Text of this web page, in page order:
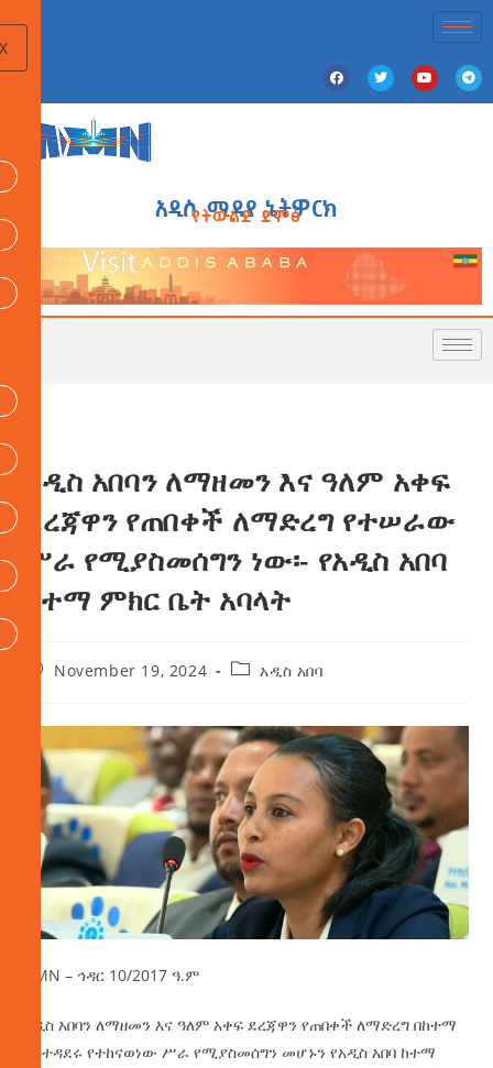
አዲስ ሚዲያ ኔትዎርክ
የትውልድ ድምፅ
አዲስ አበባን ለማዘመን እና ዓለም አቀፍ
ደረጃዋን የጠበቀች ለማድረግ የተሠራው
ሥራ የሚያስመሰግን ነው፡- የአዲስ አበባ
ከተማ ምክር ቤት አባላት
November 19, 2024 አዲስ አበባ
AMN – ኅዳር 10/2017 ዓ.ም
አዲስ አበባን ለማዘመን እና ዓለም አቀፍ ደረጃዋን የጠበቀች ለማድረግ በከተማ
አስተዳደሩ የተከናወነው ሥራ የሚያስመሰግን መሆኑን የአዲስ አበባ ከተማ